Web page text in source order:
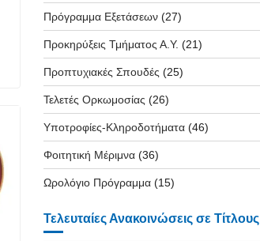
Πρόγραμμα Εξετάσεων(27)
Προκηρύξεις Τμήματος Α.Υ. (21)
Προπτυχιακές Σπουδές (25)
Τελετές Ορκωμοσίας (26)
Υποτροφίες-Κληροδοτήματα(46)
Φοιτητική Μέριμνα(36)
Ωρολόγιο Πρόγραμμα(15)
Τελευταίες Ανακοινώσεις σε Τίτλους